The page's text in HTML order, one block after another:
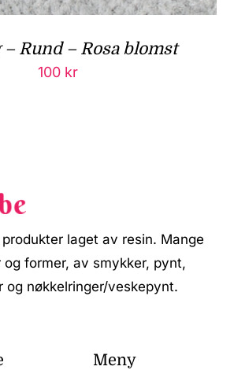
Rund – Rosa blomst
100 kr
laget av resin. Mange
og former, av smykker, pynt,
og nøkkelringer/veskepynt.
Meny